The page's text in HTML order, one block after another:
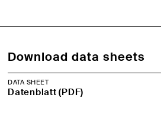
Download data sheets
DATA SHEET
Datenblatt (PDF)